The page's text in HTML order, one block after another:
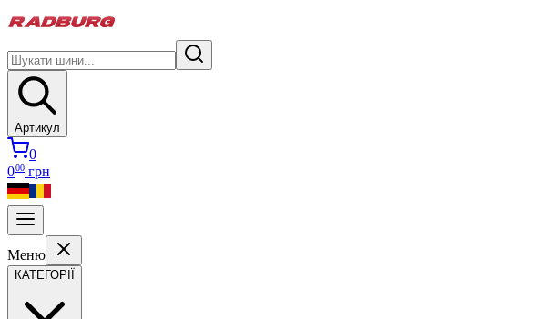
Артикул
0
000 грн
Меню
КАТЕГОРІЇ